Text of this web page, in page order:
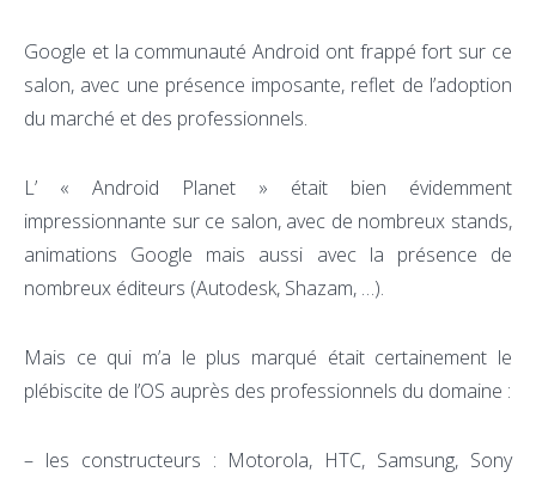
Google et la communauté Android ont frappé fort sur ce
salon, avec une présence imposante, reflet de l’adoption
du marché et des professionnels.
L’ « Android Planet » était bien évidemment
impressionnante sur ce salon, avec de nombreux stands,
animations Google mais aussi avec la présence de
nombreux éditeurs (Autodesk, Shazam, …).
Mais ce qui m’a le plus marqué était certainement le
plébiscite de l’OS auprès des professionnels du domaine :
– les constructeurs : Motorola, HTC, Samsung, Sony